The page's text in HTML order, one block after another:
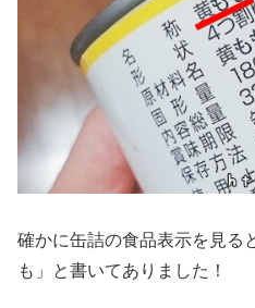
確かに缶詰の食品表示を見る
も」と書いてありました！